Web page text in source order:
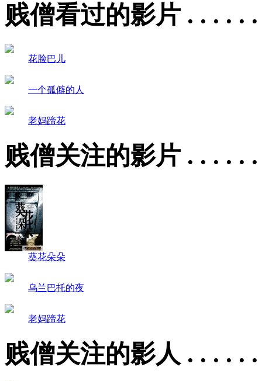
贱僧看过的影片 . . . . .
花脸巴儿
一个孤僻的人
老妈蹄花
贱僧关注的影片 . . . . .
葵花朵朵
乌兰巴托的夜
老妈蹄花
贱僧关注的影人 . . . . .